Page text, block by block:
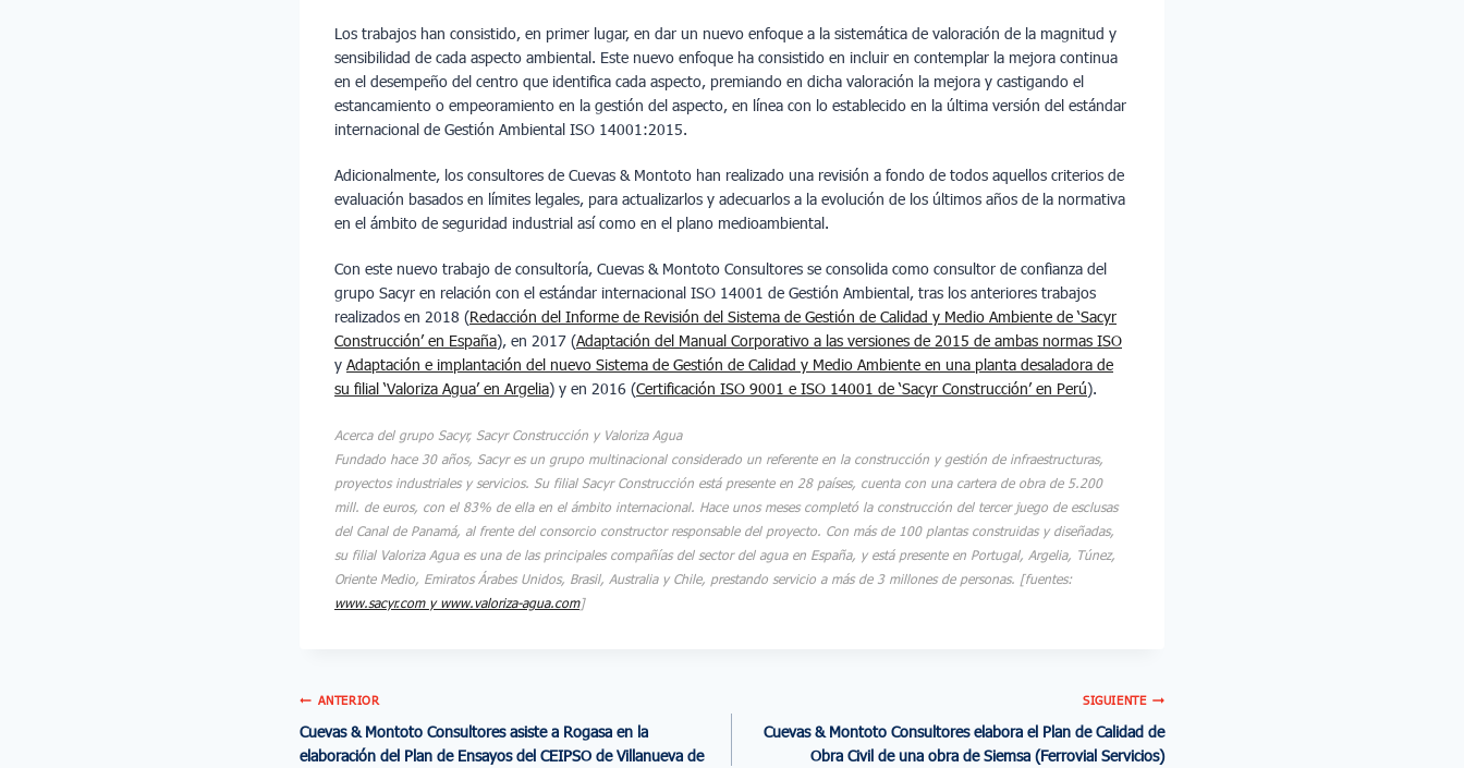
Los trabajos han consistido, en primer lugar, en dar un nuevo enfoque a la sistemática de valoración de la magnitud y
sensibilidad de cada aspecto ambiental. Este nuevo enfoque ha consistido en incluir en contemplar la mejora continua
en el desempeño del centro que identifica cada aspecto, premiando en dicha valoración la mejora y castigando el
estancamiento o empeoramiento en la gestión del aspecto, en línea con lo establecido en la última versión del estándar
internacional de Gestión Ambiental ISO 14001:2015.
Adicionalmente, los consultores de Cuevas & Montoto han realizado una revisión a fondo de todos aquellos criterios de
evaluación basados en límites legales, para actualizarlos y adecuarlos a la evolución de los últimos años de la normativa
en el ámbito de seguridad industrial así como en el plano medioambiental.
Con este nuevo trabajo de consultoría, Cuevas & Montoto Consultores se consolida como consultor de confianza del
grupo Sacyr en relación con el estándar internacional ISO 14001 de Gestión Ambiental, tras los anteriores trabajos
realizados en 2018 (Redacción del Informe de Revisión del Sistema de Gestión de Calidad y Medio Ambiente de ‘Sacyr
Construcción’ en España), en 2017 (Adaptación del Manual Corporativo a las versiones de 2015 de ambas normas ISO
y Adaptación e implantación del nuevo Sistema de Gestión de Calidad y Medio Ambiente en una planta desaladora de
su filial ‘Valoriza Agua’ en Argelia) y en 2016 (Certificación ISO 9001 e ISO 14001 de ‘Sacyr Construcción’ en Perú).
Acerca del grupo Sacyr, Sacyr Construcción y Valoriza Agua
Fundado hace 30 años, Sacyr es un grupo multinacional considerado un referente en la construcción y gestión de infraestructuras,
proyectos industriales y servicios. Su filial Sacyr Construcción está presente en 28 países, cuenta con una cartera de obra de 5.200
mill. de euros, con el 83% de ella en el ámbito internacional. Hace unos meses completó la construcción del tercer juego de esclusas
del Canal de Panamá, al frente del consorcio constructor responsable del proyecto. Con más de 100 plantas construidas y diseñadas,
su filial Valoriza Agua es una de las principales compañías del sector del agua en España, y está presente en Portugal, Argelia, Túnez,
Oriente Medio, Emiratos Árabes Unidos, Brasil, Australia y Chile, prestando servicio a más de 3 millones de personas. [fuentes:
www.sacyr.comy www.valoriza-agua.com]
ANTERIOR
Cuevas & Montoto Consultores asiste a Rogasa en la
elaboración del Plan de Ensayos del CEIPSO de Villanueva de
SIGUIENTE
Cuevas & Montoto Consultores elabora el Plan de Calidad de
Obra Civil de una obra de Siemsa (Ferrovial Servicios)